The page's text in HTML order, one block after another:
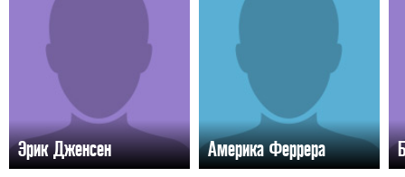
Эрик Дженсен Америка Феррера